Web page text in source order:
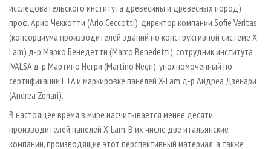
исследовательского института древесины и древесных пород)
проф. Арио Чеккотти (Ario Ceccotti), директор компании Sofie Veritas
(консорциума производителей зданий по конструктивной системе X-
Lam) д-р Марко Бенедетти (Marco Benedetti), сотрудник института
IVALSA д-р Мартино Негри (Martino Negri), уполномоченный по
сертификации ETA и маркировке панелей X-Lam д-р Андреа Дзенари
(Andrea Zenari).
В настоящее время в мире насчитывается менее десяти
производителей панелей X-Lam. В их числе две итальянские
компании, производящие этот перспективный материал, а также